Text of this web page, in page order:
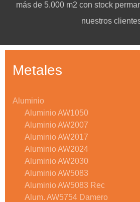
más de 5.000 m2 con stock
nuestros
Metales
Aluminio
Aluminio AW1050
Aluminio AW2007
Aluminio AW2017
Aluminio AW2024
Aluminio AW2030
Aluminio AW5083
Aluminio AW5083 Rec
Alum. AW5754 Damero